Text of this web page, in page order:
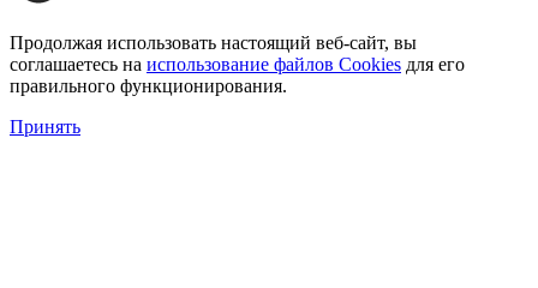
Продолжая использовать настоящий веб-сайт, вы
соглашаетесь на использование файлов Cookies для его
правильного функционирования.
Принять